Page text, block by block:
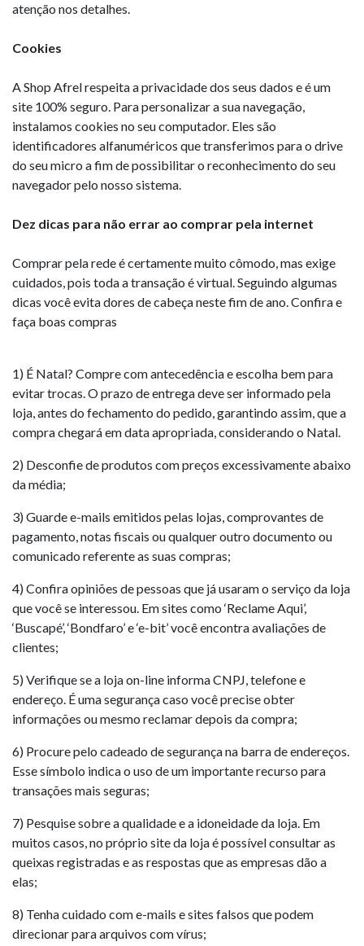
atenção nos detalhes.
Cookies
A Shop Afrel respeita a privacidade dos seus dados e é um
site 100% seguro. Para personalizar a sua navegação,
instalamos cookies no seu computador. Eles são
identificadores alfanuméricos que transferimos para o drive
do seu micro a fim de possibilitar o reconhecimento do seu
navegador pelo nosso sistema.
Dez dicas para não errar ao comprar pela internet
Comprar pela rede é certamente muito cômodo, mas exige
cuidados, pois toda a transação é virtual. Seguindo algumas
dicas você evita dores de cabeça neste fim de ano. Confira e
faça boas compras
1) É Natal? Compre com antecedência e escolha bem para
evitar trocas. O prazo de entrega deve ser informado pela
loja, antes do fechamento do pedido, garantindo assim, que a
compra chegará em data apropriada, considerando o Natal.
2) Desconfie de produtos com preços excessivamente abaixo
da média;
3) Guarde e-mails emitidos pelas lojas, comprovantes de
pagamento, notas fiscais ou qualquer outro documento ou
comunicado referente as suas compras;
4) Confira opiniões de pessoas que já usaram o serviço da loja
que você se interessou. Em sites como ‘Reclame Aqui’,
‘Buscapé’, ‘Bondfaro’ e ‘e-bit’ você encontra avaliações de
clientes;
5) Verifique se a loja on-line informa CNPJ, telefone e
endereço. É uma segurança caso você precise obter
informações ou mesmo reclamar depois da compra;
6) Procure pelo cadeado de segurança na barra de endereços.
Esse símbolo indica o uso de um importante recurso para
transações mais seguras;
7) Pesquise sobre a qualidade e a idoneidade da loja. Em
muitos casos, no próprio site da loja é possível consultar as
queixas registradas e as respostas que as empresas dão a
elas;
8) Tenha cuidado com e-mails e sites falsos que podem
direcionar para arquivos com vírus;